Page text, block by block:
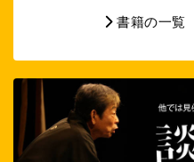
書籍の一覧